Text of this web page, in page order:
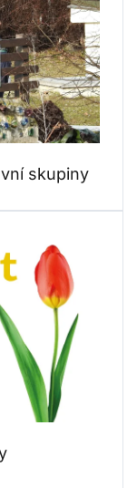
skupiny